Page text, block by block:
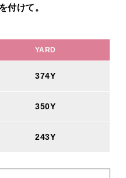
付けて。
YARD
374Y
350Y
243Y